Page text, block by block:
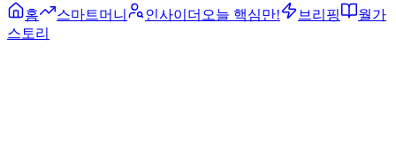
홈 스마트머니 인사이더 오늘 핵심만! 브리핑
월가
스토리